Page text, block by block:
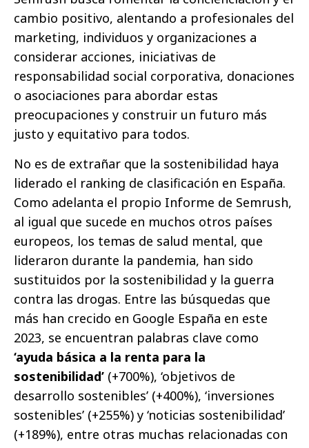
cambio positivo, alentando a profesionales del
marketing, individuos y organizaciones a
considerar acciones, iniciativas de
responsabilidad social corporativa, donaciones
o asociaciones para abordar estas
preocupaciones y construir un futuro más
justo y equitativo para todos.
No es de extrañar que la sostenibilidad haya
liderado el ranking de clasificación en España.
Como adelanta el propio Informe de Semrush,
al igual que sucede en muchos otros países
europeos, los temas de salud mental, que
lideraron durante la pandemia, han sido
sustituidos por la sostenibilidad y la guerra
contra las drogas. Entre las búsquedas que
más han crecido en Google España en este
2023, se encuentran palabras clave como
‘ayuda básica a la renta para la
sostenibilidad’ (+700%), ‘objetivos de
desarrollo sostenibles’ (+400%), ‘inversiones
sostenibles’ (+255%) y ‘noticias sostenibilidad’
(+189%), entre otras muchas relacionadas con